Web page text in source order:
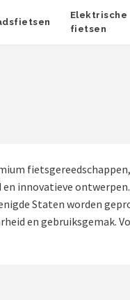
Elektrische
fietsen
innovatieve
Staten worden
en gebruiksgemak.